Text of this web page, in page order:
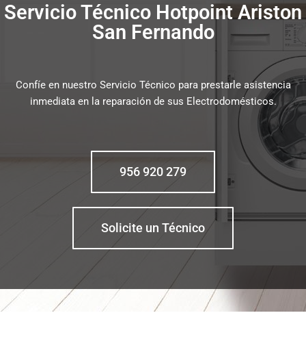
Servicio Técnico Hotpoint Ariston
San Fernando
Confíe en nuestro Servicio Técnico para prestarle asistencia
inmediata en la reparación de sus Electrodomésticos.
956 920 279
Solicite un Técnico